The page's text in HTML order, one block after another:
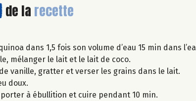
de la recette
dans 1,5 fois son volume d’eau 15 min dans
mélanger le lait et le lait de coco.
vanille, gratter et verser les grains dans le lait.
doux.
à ébullition et cuire pendant 10 min.